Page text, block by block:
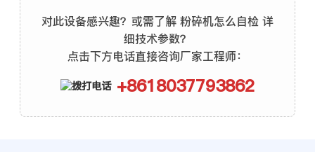
对此设备感兴趣？或需了解 粉碎机怎么自检 详
细技术参数？
点击下方电话直接咨询厂家工程师：
+8618037793862